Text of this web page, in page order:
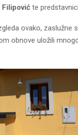
Filipović te
ovako, zaslužne
obnove uložili